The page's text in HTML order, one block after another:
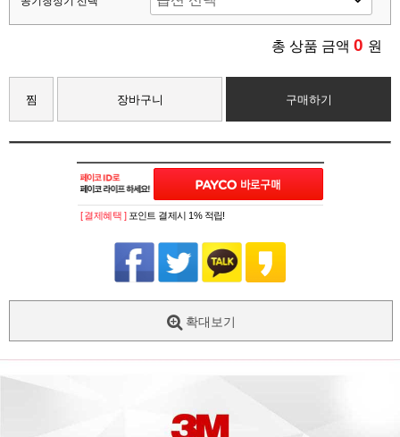
총 상품 금액 0 원
찜 장바구니 구매하기
[ 결제혜택 ] 포인트 결제시 1% 적립!
확대보기